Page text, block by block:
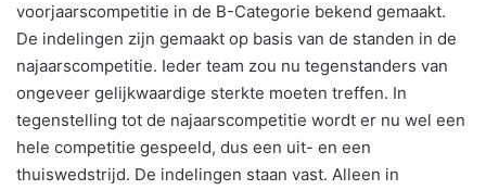
voorjaarscompetitie in de B-Categorie bekend gemaakt.
De indelingen zijn gemaakt op basis van de standen in de
najaarscompetitie. Ieder team zou nu tegenstanders van
ongeveer gelijkwaardige sterkte moeten treffen. In
tegenstelling tot de najaarscompetitie wordt er nu wel een
hele competitie gespeeld, dus een uit- en een
thuiswedstrijd. De indelingen staan vast. Alleen in